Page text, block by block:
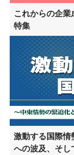
これからの企
特集
激動する国際
への波及、そし